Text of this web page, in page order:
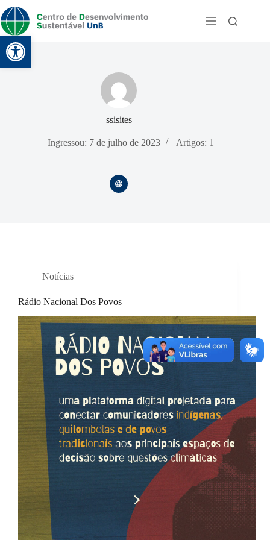
Abrir a barra de ferramentas
ssisites
Ingressou: 7 de julho de 2023 Artigos: 1
Notícias
Rádio Nacional Dos Povos